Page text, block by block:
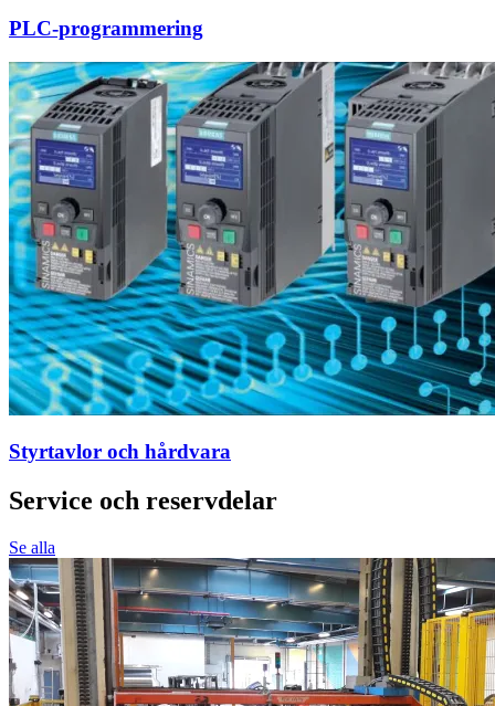
PLC-programmering
Styrtavlor och hårdvara
Service och reservdelar
Se alla